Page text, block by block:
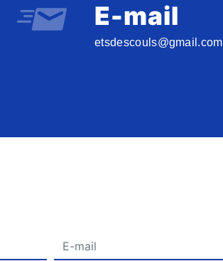
E-mail
etsdescouls@gmail.com